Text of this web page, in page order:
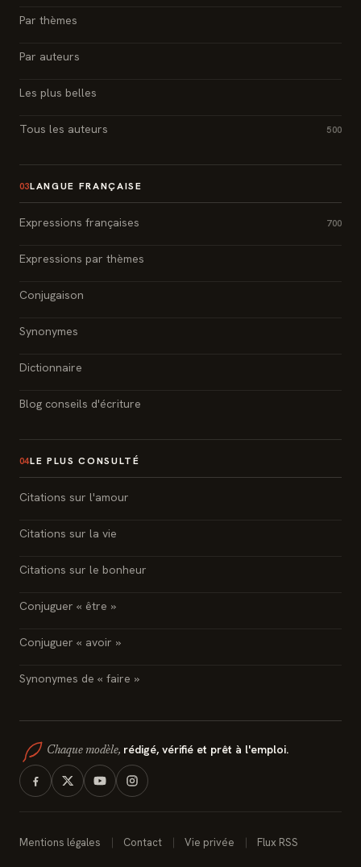
Par thèmes
Par auteurs
Les plus belles
Tous les auteurs 500
03LANGUE FRANÇAISE
Expressions françaises 700
Expressions par thèmes
Conjugaison
Synonymes
Dictionnaire
Blog conseils d'écriture
04LE PLUS CONSULTÉ
Citations sur l'amour
Citations sur la vie
Citations sur le bonheur
Conjuguer « être »
Conjuguer « avoir »
Synonymes de « faire »
Chaque modèle, rédigé, vérifié et prêt à l'emploi.
Mentions légales Contact Vie privée Flux RSS